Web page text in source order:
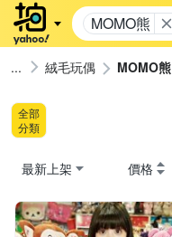
MOMO熊
絨毛玩偶 MOMO熊
全部
分類
最新上架 價格